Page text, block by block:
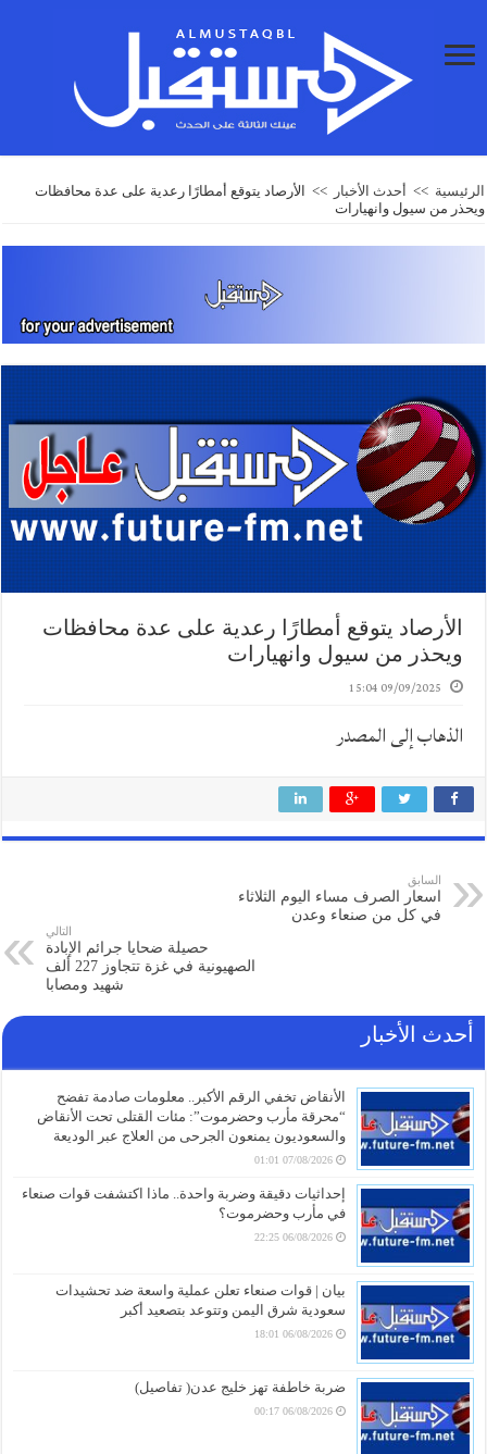
الرئيسية >> أحدث الأخبار >>
الأرصاد يتوقع أمطارًا رعدية على عدة محافظات
ويحذر من سيول وانهيارات
الأرصاد يتوقع أمطارًا رعدية على عدة محافظات
ويحذر من سيول وانهيارات
09/09/2025 15:04
الذهاب إلى المصدر
السابق
اسعار الصرف مساء اليوم الثلاثاء
في كل من صنعاء وعدن
التالي
حصيلة ضحايا جرائم الإبادة
الصهيونية في غزة تتجاوز 227 ألف
شهيد ومصابا
أحدث الأخبار
الأنقاض تخفي الرقم الأكبر.. معلومات صادمة تفضح
“محرقة مأرب وحضرموت”: مئات القتلى تحت الأنقاض
والسعوديون يمنعون الجرحى من العلاج عبر الوديعة
07/08/2026 01:01
إحداثيات دقيقة وضربة واحدة.. ماذا اكتشفت قوات صنعاء
في مأرب وحضرموت؟
06/08/2026 22:25
بيان | قوات صنعاء تعلن عملية واسعة ضد تحشيدات
سعودية شرق اليمن وتتوعد بتصعيد أكبر
06/08/2026 18:01
ضربة خاطفة تهز خليج عدن( تفاصيل)
06/08/2026 00:17